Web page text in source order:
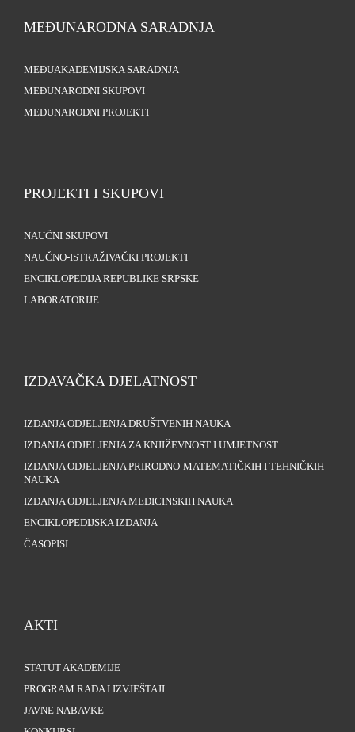
MEĐUNARODNA SARADNJA
MEĐUAKADEMIJSKA SARADNJA
MEĐUNARODNI SKUPOVI
MEĐUNARODNI PROJEKTI
PROJEKTI I SKUPOVI
NAUČNI SKUPOVI
NAUČNO-ISTRAŽIVAČKI PROJEKTI
ENCIKLOPEDIJA REPUBLIKE SRPSKE
LABORATORIJE
IZDAVAČKA DJELATNOST
IZDANJA ODJELJENJA DRUŠTVENIH NAUKA
IZDANJA ODJELJENJA ZA KNJIŽEVNOST I UMJETNOST
IZDANJA ODJELJENJA PRIRODNO-MATEMATIČKIH I TEHNIČKIH
NAUKA
IZDANJA ODJELJENJA MEDICINSKIH NAUKA
ENCIKLOPEDIJSKA IZDANJA
ČASOPISI
AKTI
STATUT AKADEMIJE
PROGRAM RADA I IZVJEŠTAJI
JAVNE NABAVKE